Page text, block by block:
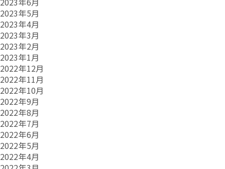
2023年5月
2023年4月
2023年3月
2023年2月
2023年1月
2022年12月
2022年11月
2022年10月
2022年9月
2022年8月
2022年7月
2022年6月
2022年5月
2022年4月